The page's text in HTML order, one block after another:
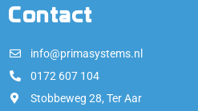
Contact
info@primasystems.nl
0172 607 104
Stobbeweg 28, Ter Aar